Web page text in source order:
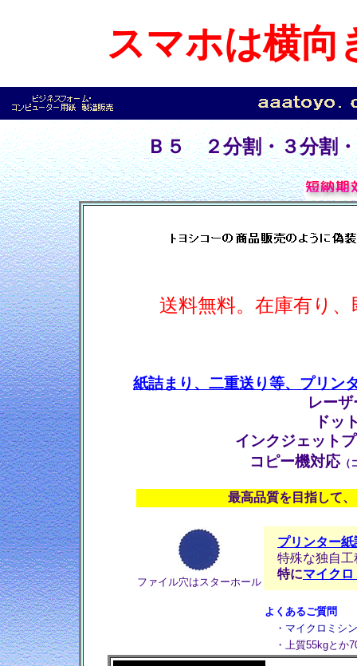
スマホは横向
Ｂ５ ２分割・３分割
送料無料。在庫有り
紙詰まり、二重送り等、プリン
レー
ドッ
インクジェット
コピー機対応（
最高品質を目指して
プリンター
特殊な独自工
特にマイク
ファイル穴はスターホール
よくあるご質問
・マイクロミシ
・上質55kgとか